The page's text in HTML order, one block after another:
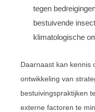
tegen
bestuivende
klimatologische
Daarnaast kan kennis
ontwikkeling van
bestuivingspraktijken
externe factoren te